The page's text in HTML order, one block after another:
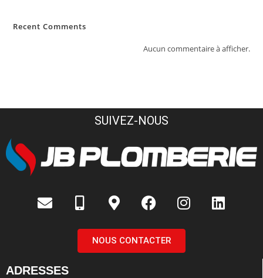
Recent Comments
Aucun commentaire à afficher.
SUIVEZ-NOUS
NOUS CONTACTER
ADRESSES